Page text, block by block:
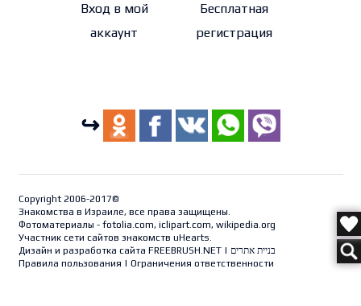
Вход в мой
аккаунт
Бесплатная
регистрация
↪
Copyright 2006-2017©
Знакомства в Израиле, все права защищены.
Фотоматериалы - fotolia.com, iclipart.com, wikipedia.org
Участник сети сайтов знакомств uHearts.
Дизайн и разработка сайта FREEBRUSH.NET| בניית אתרים
Правила пользования | Ограничения ответственности